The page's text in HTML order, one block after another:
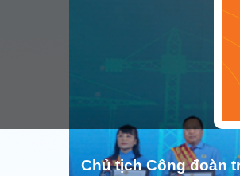
Đội
Tổ
Chủ tịch Công đoàn